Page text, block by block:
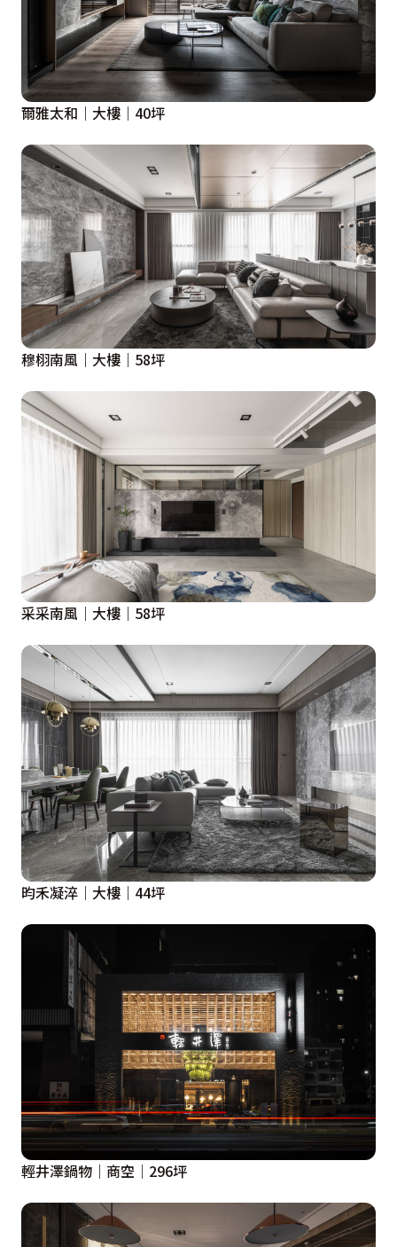
爾雅太和｜大樓｜40坪
穆栩南風｜大樓｜58坪
采采南風｜大樓｜58坪
昀禾凝淬｜大樓｜44坪
輕井澤鍋物｜商空｜296坪